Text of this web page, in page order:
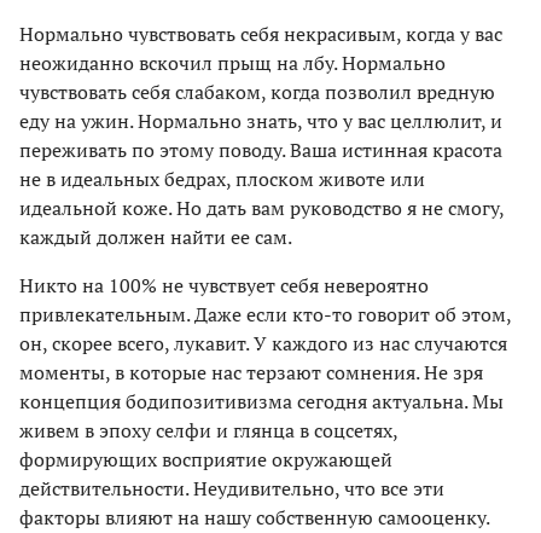
Нормально чувствовать себя некрасивым, когда у вас
неожиданно вскочил прыщ на лбу. Нормально
чувствовать себя слабаком, когда позволил вредную
еду на ужин. Нормально знать, что у вас целлюлит, и
переживать по этому поводу. Ваша истинная красота
не в идеальных бедрах, плоском животе или
идеальной коже. Но дать вам руководство я не смогу,
каждый должен найти ее сам.
Никто на 100% не чувствует себя невероятно
привлекательным. Даже если кто-то говорит об этом,
он, скорее всего, лукавит. У каждого из нас случаются
моменты, в которые нас терзают сомнения. Не зря
концепция бодипозитивизма сегодня актуальна. Мы
живем в эпоху селфи и глянца в соцсетях,
формирующих восприятие окружающей
действительности. Неудивительно, что все эти
факторы влияют на нашу собственную самооценку.